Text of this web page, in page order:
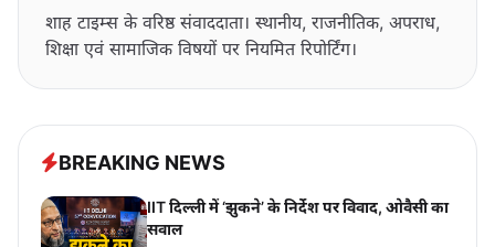
शाह टाइम्स के वरिष्ठ संवाददाता। स्थानीय, राजनीतिक, अपराध,
शिक्षा एवं सामाजिक विषयों पर नियमित रिपोर्टिंग।
BREAKING NEWS
IIT दिल्ली में ‘झुकने’ के निर्देश पर विवाद, ओवैसी का
सवाल